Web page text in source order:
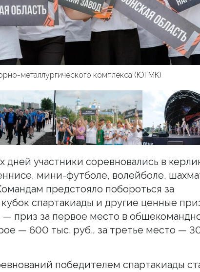
металлургического комплекса (ЮГМК)
дней участники соревновались в
мини-футболе, волейболе,
предстояло побороться за
спартакиады и другие ценные
приз за первое место в
— 600 тыс. руб., за третье место —
победителем спартакиады